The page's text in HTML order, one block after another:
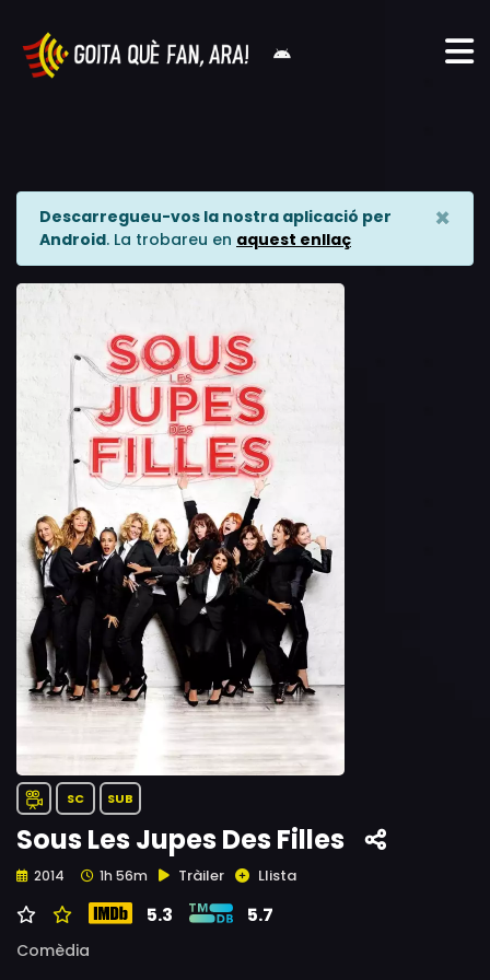
Descarregueu-vos la nostra aplicació per
Android. La trobareu en aquest enllaç
×
SC SUB
Sous Les Jupes Des Filles
2014 1h 56m Tràiler Llista
5.3 5.7
Comèdia